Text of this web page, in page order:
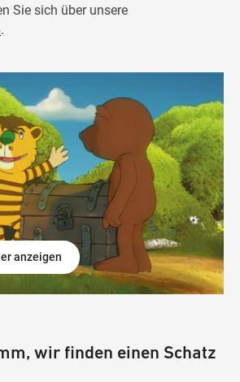
Sie sich über unsere
.
anzeigen
wir finden einen Schatz